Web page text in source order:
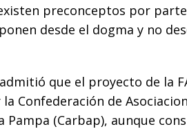
preconceptos por
desde el dogma y no
que el proyecto de la
Confederación de
Pampa (Carbap), aunque